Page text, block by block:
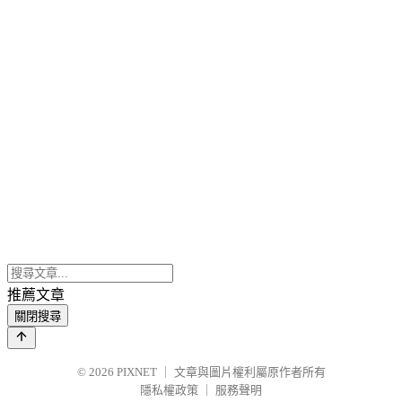
推薦文章
關閉搜尋
© 2026 PIXNET
文章與圖片權利屬原作者所有
隱私權政策
服務聲明